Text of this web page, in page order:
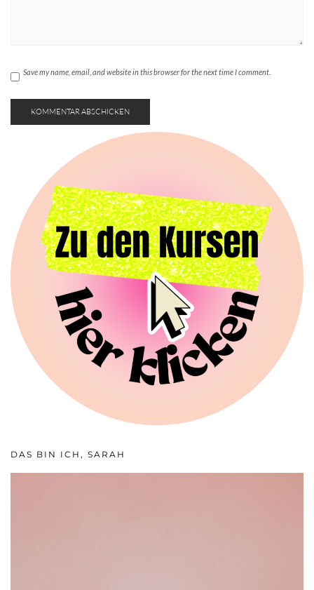
Save my name, email, and website in this browser for the next time I comment.
DAS BIN ICH, SARAH